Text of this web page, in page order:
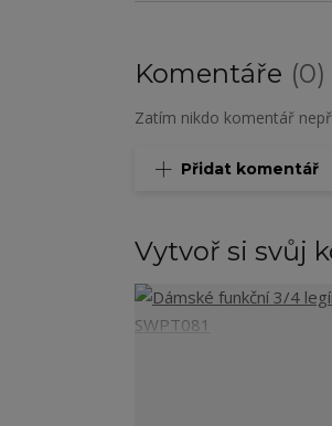
Komentáře 0
Zatím nikdo komentář
Přidat komentář
Vytvoř si svůj